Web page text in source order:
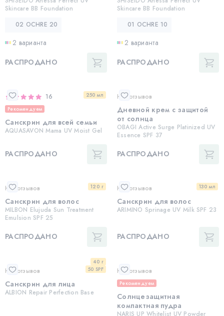
Skincare BB Foundation
02 OCHRE 20
2 варианта
РАСПРОДАНО
Skincare BB Foundation
01 OCHRE 10
2 варианта
РАСПРОДАНО
250 мл
16
Рекомендуем
Санскрин для всей семьи
AQUASAVON Mama UV Moist Gel
РАСПРОДАНО
Нет отзывов
Дневной крем с защитой
от солнца
OBAGI Active Surge Platinized UV
Essence SPF 37
РАСПРОДАНО
120 г
Нет отзывов
Санскрин для волос
MILBON Elujuda Sun Treatment
Emulsion SPF 25
РАСПРОДАНО
130 мл
Нет отзывов
Санскрин для волос
ARIMINO Sprinage UV Milk SPF 23
РАСПРОДАНО
40 г
50 SPF
Нет отзывов
Санскрин для лица
ALBION Repair Perfection Base
Нет отзывов
Рекомендуем
Солнцезащитная
компактная пудра
NARIS UP Whitelist UV Powder